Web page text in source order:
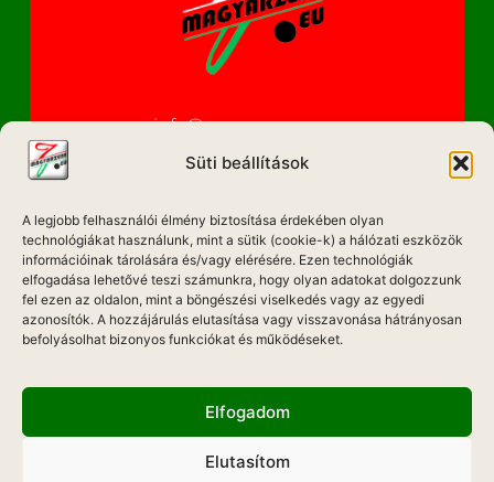
Süti beállítások
A legjobb felhasználói élmény biztosítása érdekében olyan
technológiákat használunk, mint a sütik (cookie-k) a hálózati eszközök
információinak tárolására és/vagy elérésére. Ezen technológiák
elfogadása lehetővé teszi számunkra, hogy olyan adatokat dolgozzunk
fel ezen az oldalon, mint a böngészési viselkedés vagy az egyedi
azonosítók. A hozzájárulás elutasítása vagy visszavonása hátrányosan
befolyásolhat bizonyos funkciókat és működéseket.
Elfogadom
Elutasítom
info@magyarzene.eu
IMPRESSZUM
ETIKAI KÓDEX
MÉDIA AJÁNLAT
ADATKEZELÉSI NYILATKOZAT
Hadd Szóljon!